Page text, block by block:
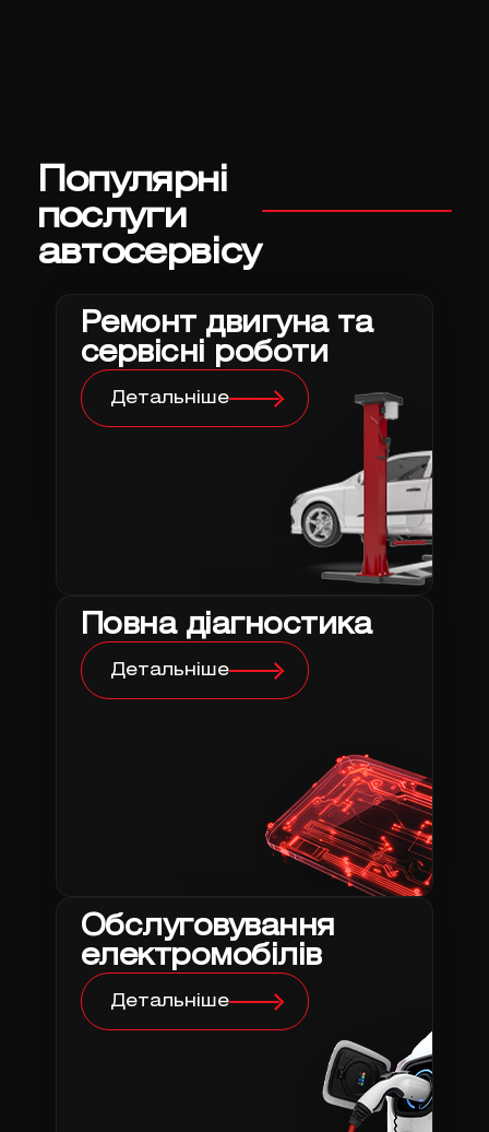
Популярні
послуги
автосервісу
Ремонт двигуна та
сервісні роботи
Детальніше
Повна діагностика
Детальніше
Обслуговування
електромобілів
Детальніше